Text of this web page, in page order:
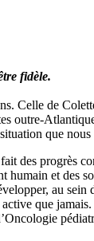
fidèle.
Celle de
outre-
que
des progrès
humain et
au sein
que